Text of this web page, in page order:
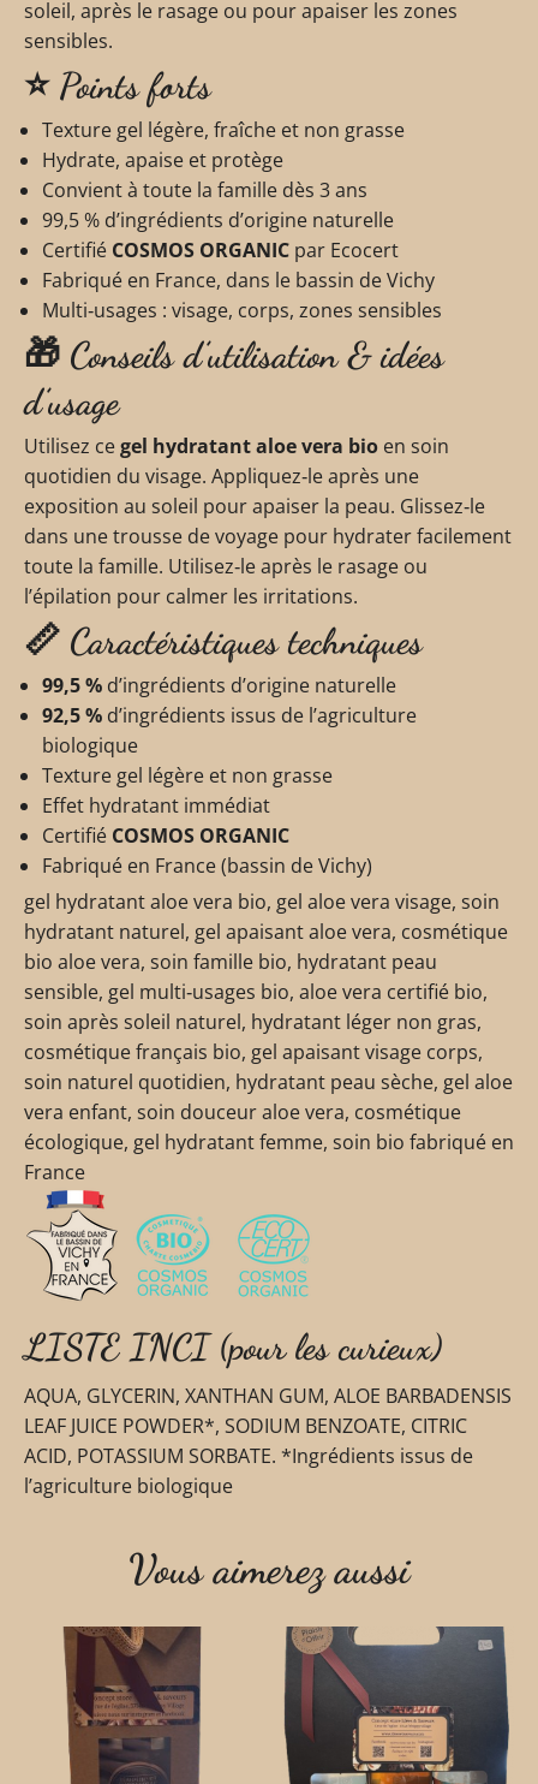
soleil, après le rasage ou pour apaiser les zones
sensibles.
⭐ Points forts
Texture gel légère, fraîche et non grasse
Hydrate, apaise et protège
Convient à toute la famille dès 3 ans
99,5 % d’ingrédients d’origine naturelle
Certifié COSMOS ORGANIC par Ecocert
Fabriqué en France, dans le bassin de Vichy
Multi‑usages : visage, corps, zones sensibles
🎁 Conseils d’utilisation & idées
d’usage
Utilisez cegel hydratant aloe vera bio en soin
quotidien du visage. Appliquez‑le après une
exposition au soleil pour apaiser la peau. Glissez‑le
dans une trousse de voyage pour hydrater facilement
toute la famille. Utilisez‑le après le rasage ou
l’épilation pour calmer les irritations.
📏 Caractéristiques techniques
99,5 % d’ingrédients d’origine naturelle
92,5 % d’ingrédients issus de l’agriculture
biologique
Texture gel légère et non grasse
Effet hydratant immédiat
Certifié COSMOS ORGANIC
Fabriqué en France (bassin de Vichy)
gel hydratant aloe vera bio, gel aloe vera visage, soin
hydratant naturel, gel apaisant aloe vera, cosmétique
bio aloe vera, soin famille bio, hydratant peau
sensible, gel multi‑usages bio, aloe vera certifié bio,
soin après soleil naturel, hydratant léger non gras,
cosmétique français bio, gel apaisant visage corps,
soin naturel quotidien, hydratant peau sèche, gel aloe
vera enfant, soin douceur aloe vera, cosmétique
écologique, gel hydratant femme, soin bio fabriqué en
France
LISTE INCI (pour les curieux)
AQUA, GLYCERIN, XANTHAN GUM, ALOE BARBADENSIS
LEAF JUICE POWDER*, SODIUM BENZOATE, CITRIC
ACID, POTASSIUM SORBATE. *Ingrédients issus de
l’agriculture biologique
Vous aimerez aussi